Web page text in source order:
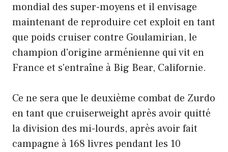
mondial des super-moyens et il envisage
maintenant de reproduire cet exploit en tant
que poids cruiser contre Goulamirian, le
champion d'origine arménienne qui vit en
France et s'entraîne à Big Bear, Californie.
Ce ne sera que le deuxième combat de Zurdo
en tant que cruiserweight après avoir quitté
la division des mi-lourds, après avoir fait
campagne à 168 livres pendant les 10